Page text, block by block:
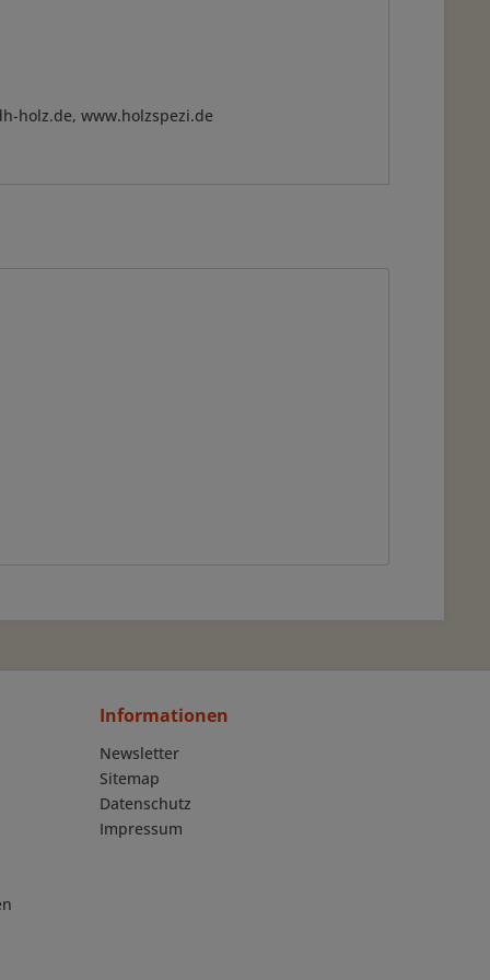
holz.de, www.holzspezi.de
Informationen
Newsletter
Sitemap
Datenschutz
Impressum